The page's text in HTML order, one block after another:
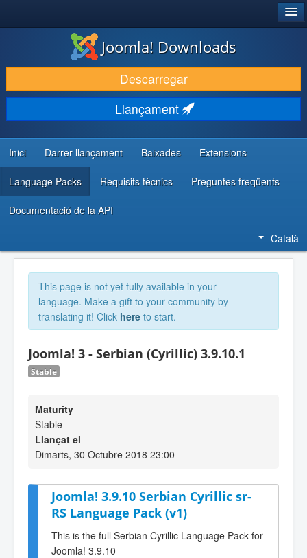
DESCARREGA & AMPLIA
DESCOBRIR & APRENDRE
COMUNITAT & SUPORT
RECURSOS PER DESENVOLUPADORS/ES
Joomla! Downloads
Descarregar
Llançament
Inici Darrer llançament Baixades Extensions
Language Packs Requisits tècnics Preguntes freqüents
Documentació de la API
Català
This page is not yet fully available in your
language. Make a gift to your community by
translating it! Click here to start.
Joomla! 3 - Serbian (Cyrillic) 3.9.10.1
Stable
Maturity
Stable
Llançat el
Dimarts, 30 Octubre 2018 23:00
Joomla! 3.9.10 Serbian Cyrillic sr-
RS Language Pack (v1)
This is the full Serbian Cyrillic Language Pack for
Joomla! 3.9.10